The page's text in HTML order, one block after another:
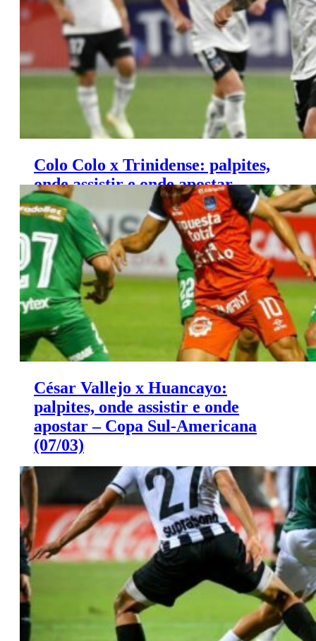
Colo Colo x Trinidense: palpites,
onde assistir e onde apostar –
Copa Libertadores (13/03)
César Vallejo x Huancayo:
palpites, onde assistir e onde
apostar – Copa Sul-Americana
(07/03)
Saiba onde apostar e onde assistir ao jogo de hoje entre
César Vallejo x Huancayo.